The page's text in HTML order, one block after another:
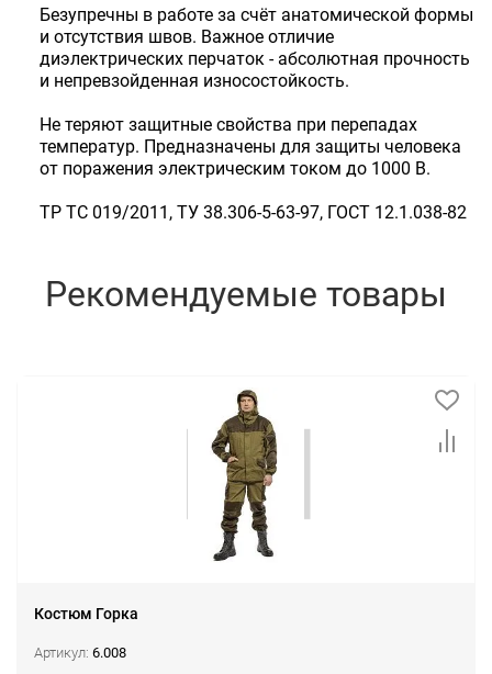
Количество: <10 пар
Безупречны в работе за счёт анатомической формы
и отсутствия швов. Важное отличие
диэлектрических перчаток - абсолютная прочность
и непревзойденная износостойкость.
Не теряют защитные свойства при перепадах
температур. Предназначены для защиты человека
от поражения электрическим током до 1000 В.
ТР ТС 019/2011, ТУ 38.306-5-63-97, ГОСТ 12.1.038-82
Рекомендуемые товары
Костюм Горка
Артикул: 6.008